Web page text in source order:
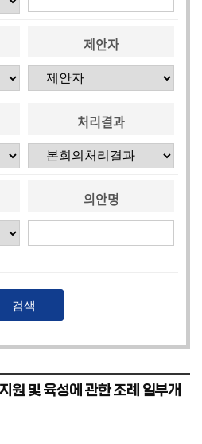
제안자
처리결과
의안명
원 및 육성에 관한 조례 일부개